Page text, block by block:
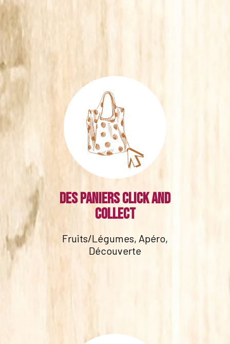
Des paniers click and
collect
Fruits/Légumes, Apéro,
Découverte